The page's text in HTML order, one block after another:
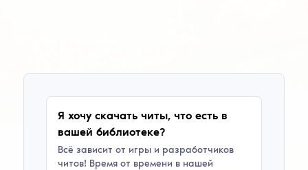
Я хочу скачать читы, что есть в
вашей библиотеке?
Всё зависит от игры и разработчиков
читов! Время от времени в нашей